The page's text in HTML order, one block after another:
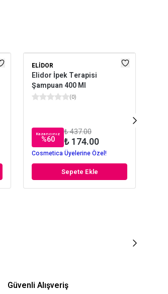
ELIDOR
Elidor İpek Terapisi
Şampuan 400 Ml
(0)
Kazancınız
%60
₺ 437.00
₺ 174.00
Cosmetica Üyelerine Özel!
Sepete Ekle
Güvenli Alışveriş